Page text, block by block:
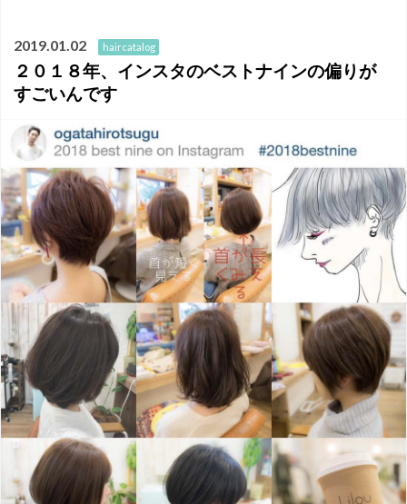
2019.01.02 haircatalog
２０１８年、インスタのベストナインの偏りが
すごいんです